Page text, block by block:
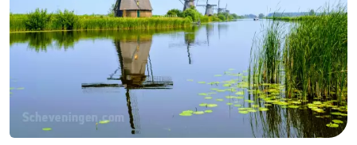
Gouden
De
-
Dunimar
Noordwijkse
Duinen
-
Parc
Last